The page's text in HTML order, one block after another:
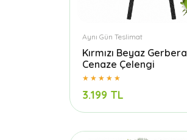
Aynı Gün Teslimat
Kırmızı Beyaz Gerbera
Cenaze Çelengi
3.199 TL